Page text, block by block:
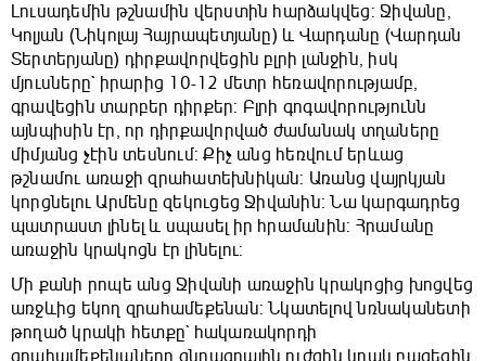
Լուսադեմին թշնամին վերստին հարձակվեց: Ջիվանը,
Կոլյան (Նիկոլայ Հայրապետյանը) և Վարդանը (Վարդան
Տերտերյանը) դիրքավորվեցին բլրի լանջին, իսկ
մյուսները` իրարից 10-12 մետր հեռավորությամբ,
գրավեցին տարբեր դիրքեր: Բլրի գոգավորությունն
այնպիսին էր, որ դիրքավորված ժամանակ տղաները
միմյանց չէին տեսնում: Քիչ անց հեռվում երևաց
թշնամու առաջի զրահատեխնիկան: Առանց վայրկյան
կորցնելու Արմենը զեկուցեց Ջիվանին: Նա կարգադրեց
պատրաստ լինել և սպասել իր հրամանին: Հրամանը
առաջին կրակոցն էր լինելու:
Մի քանի րոպե անց Ջիվանի առաջին կրակոցից խոցվեց
առջևից եկող զրահամեքենան: Նկատելով նռնականետի
թողած կրակի հետքը` հակառակորդի